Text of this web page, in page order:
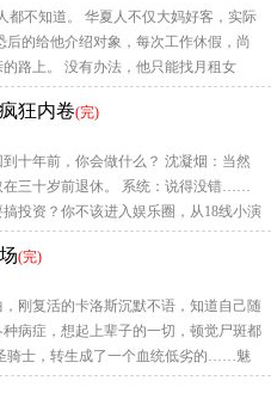
都不知道。 华夏人不仅大妈好客，实际
后的给他介绍对象，每次工作休假，尚
路上。 没有办法，他只能找月租女
狂内卷(完)
十年前，你会做什么？ 沈凝烟：当然
在三十岁前退休。 系统：说得没错……
投资？你不该进入娱乐圈，从18线小演
(完)
刚复活的卡洛斯沉默不语，知道自己随
病症，想起上辈子的一切，顿觉尸斑都
骑士，转生成了一个血统低劣的……魅